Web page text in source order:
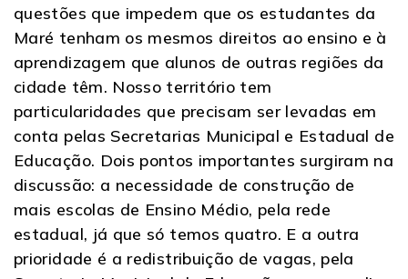
questões que impedem que os estudantes da
Maré tenham os mesmos direitos ao ensino e à
aprendizagem que alunos de outras regiões da
cidade têm. Nosso território tem
particularidades que precisam ser levadas em
conta pelas Secretarias Municipal e Estadual de
Educação. Dois pontos importantes surgiram na
discussão: a necessidade de construção de
mais escolas de Ensino Médio, pela rede
estadual, já que só temos quatro. E a outra
prioridade é a redistribuição de vagas, pela